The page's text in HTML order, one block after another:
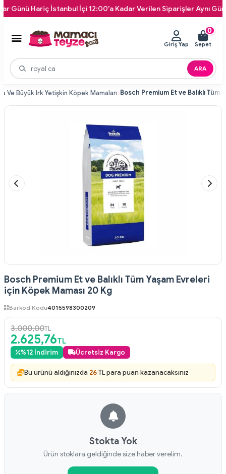
Hariç İstanbul İçi 12:00'a Kadar Verilen Siparişler Aynı Gün
ARA
Giriş Yap
0
Sepet
Ve Büyük Irk Yetişkin Köpek Mamaları
Bosch Premium Et ve Balıklı Tüm Yaşam Evreleri
için Köpek Maması 20 Kg
Barkod Kodu4015598300209
3.000,00TL
2.625,76TL
%12 İndirim Ücretsiz Kargo
Bu ürünü aldığınızda 26TL para puan kazanacaksınız
Stokta Yok
Ürün stoklara geldiğinde size haber verelim.